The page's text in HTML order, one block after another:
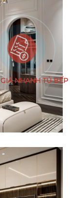
NHANH TỦ BẾP